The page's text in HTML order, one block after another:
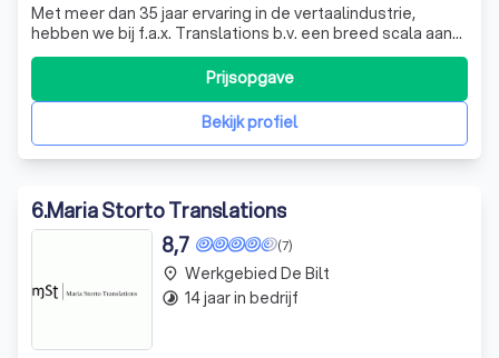
Met meer dan 35 jaar ervaring in de vertaalindustrie,
hebben we bij f.a.x. Translations b.v. een breed scala aan
klanten mogen helpen. Onze passie is om jouw
boodschap over te brengen in elke taal die je nodig hebt.
Of je nu een enkel woord of een groot project in 26
verschillende talen wilt vertale
Bekijk profiel
Prijsopgave
6.Maria Storto Translations
(7)
8,7
place Werkgebied De Bilt
timelapse 14 jaar in bedrijf